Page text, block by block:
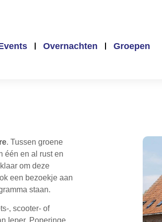
Overnachten Groepen
. Tussen groene
één en al rust en
om deze
een bezoekje aan
staan.
, scooter- of